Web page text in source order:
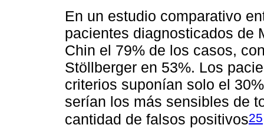
En un estudio comparativo
pacientes diagnosticados de
Chin el 79% de los casos,
Stöllberger en 53%. Los
criterios suponían solo el
serían los más sensibles de
cantidad de falsos positivos25